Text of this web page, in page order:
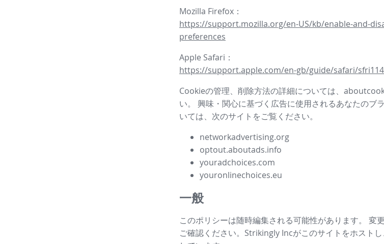
Mozilla Firefox：
https://support.mozilla.org/en-US/kb/enable-and-
preferences
Apple Safari：
https://support.apple.com/en-gb/guide/safari/
Cookieの管理、削除方法の詳細については、
い。 興味・関心に基づく広告に使用されるあなたのブ
いては、次のサイトをご覧ください。
networkadvertising.org
optout.aboutads.info
youradchoices.com
youronlinechoices.eu
一般
このポリシーは随時編集される可能性があります。 変
ご確認ください。Strikingly Incがこのサイトをホスト